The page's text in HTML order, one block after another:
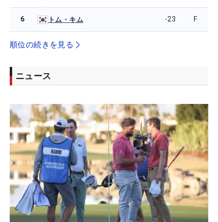
6 トム・キム -23 F
順位の続きを見る
ニュース